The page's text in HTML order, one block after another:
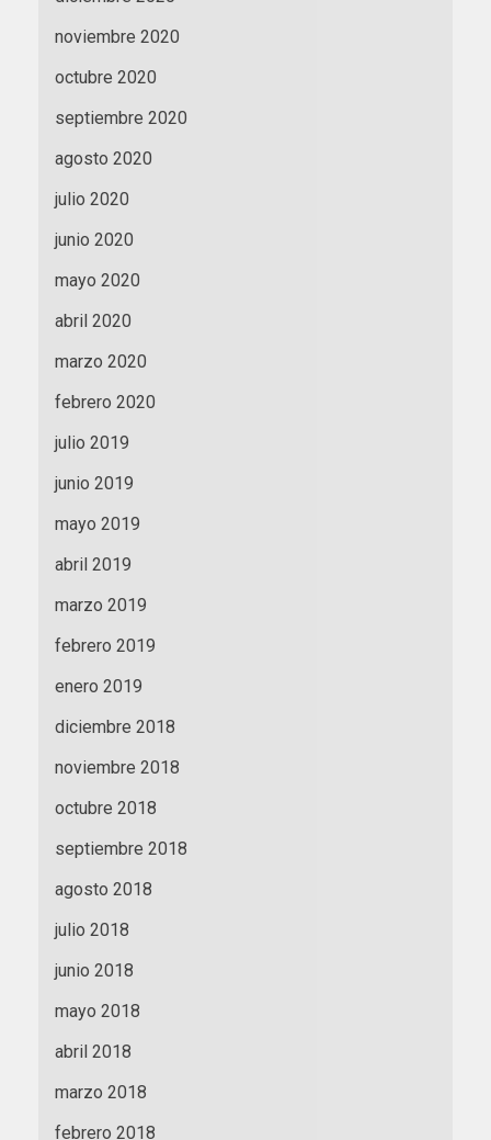
noviembre 2020
octubre 2020
septiembre 2020
agosto 2020
julio 2020
junio 2020
mayo 2020
abril 2020
marzo 2020
febrero 2020
julio 2019
junio 2019
mayo 2019
abril 2019
marzo 2019
febrero 2019
enero 2019
diciembre 2018
noviembre 2018
octubre 2018
septiembre 2018
agosto 2018
julio 2018
junio 2018
mayo 2018
abril 2018
marzo 2018
febrero 2018